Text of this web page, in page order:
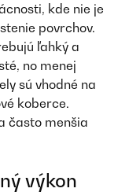
kde nie je
povrchov.
ľahký a
no menej
sú vhodné na
koberce.
často menšia
výkon